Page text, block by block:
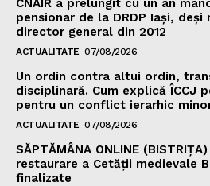
CNAIR a prelungit cu un an
pensionar de la DRDP Iași,
director general din 2012
ACTUALITATE 07/08/2026
Un ordin contra altui ordin,
disciplinară. Cum explică ÎCCJ
pentru un conflict ierarhic
ACTUALITATE 07/08/2026
SĂPTĂMÂNA ONLINE
restaurare a Cetăţii medievale
finalizate